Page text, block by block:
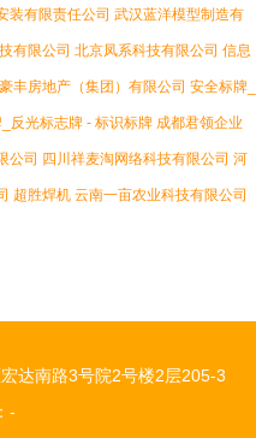
装有限责任公司 武汉蓝洋模型制造有
有限公司 北京凤系科技有限公司 信息
丰房地产（集团）有限公司 安全标牌_
反光标志牌 - 标识标牌 成都君领企业
公司 四川祥麦淘网络科技有限公司 河
超胜焊机 云南一亩农业科技有限公司
达南路3号院2号楼2层205-3
-